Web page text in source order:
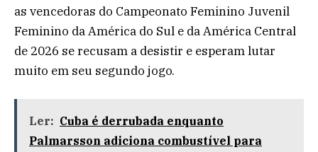
as vencedoras do Campeonato Feminino Juvenil
Feminino da América do Sul e da América Central
de 2026 se recusam a desistir e esperam lutar
muito em seu segundo jogo.
Ler: Cuba é derrubada enquanto
Palmarsson adiciona combustível para